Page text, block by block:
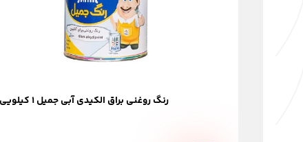
رنگ روغنی براق الکیدی آبی جمیل 1 کیلویی